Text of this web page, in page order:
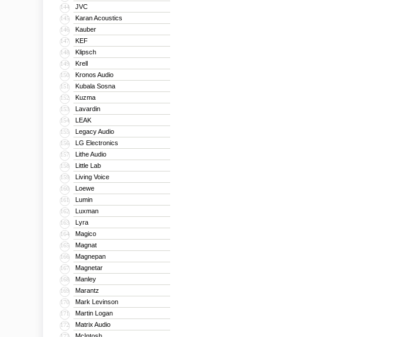
144 JVC
145 Karan Acoustics
146 Kauber
147 KEF
148 Klipsch
149 Krell
150 Kronos Audio
151 Kubala Sosna
152 Kuzma
153 Lavardin
154 LEAK
155 Legacy Audio
156 LG Electronics
157 Lithe Audio
158 Little Lab
159 Living Voice
160 Loewe
161 Lumin
162 Luxman
163 Lyra
164 Magico
165 Magnat
166 Magnepan
167 Magnetar
168 Manley
169 Marantz
170 Mark Levinson
171 Martin Logan
172 Matrix Audio